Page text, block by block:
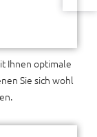
Ihnen optimale
Sie sich wohl